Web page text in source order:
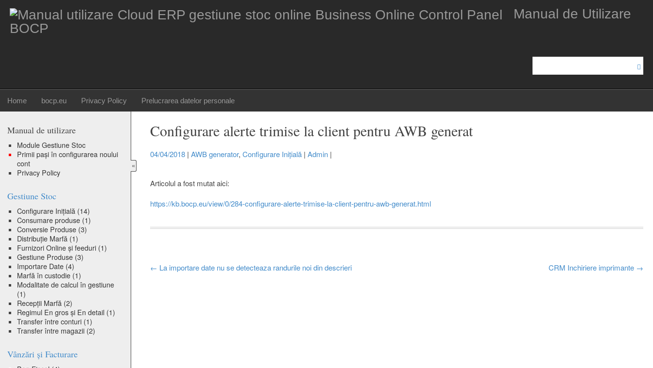
Manual de Utilizare
BOCP
Home bocp.eu Privacy Policy Prelucrarea datelor personale
Manual de utilizare
Module Gestiune Stoc
Primii pași în configurarea noului
cont
Privacy Policy
Gestiune Stoc
Configurare Inițială (14)
Consumare produse (1)
Conversie Produse (3)
Distribuție Marfă (1)
Furnizori Online și feeduri (1)
Gestiune Produse (3)
Importare Date (4)
Marfă în custodie (1)
Modalitate de calcul în gestiune
(1)
Recepții Marfă (2)
Regimul En gros și En detail (1)
Transfer între conturi (1)
Transfer între magazii (2)
Vânzări și Facturare
«
Configurare alerte trimise la client pentru AWB generat
04/04/2018| AWB generator, Configurare Inițială| Admin|
Articolul a fost mutat aici:
https://kb.bocp.eu/view/0/284-configurare-alerte-trimise-la-client-pentru-awb-generat.html
Post
← La importare date nu se detecteaza randurile noi din descrieri CRM Inchiriere imprimante →